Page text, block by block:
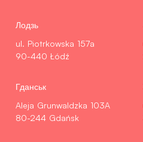
Лодзь
ul. Piotrkowska 157a
90-440 Łódź
Гданськ
Aleja Grunwaldzka 103A
80-244 Gdańsk